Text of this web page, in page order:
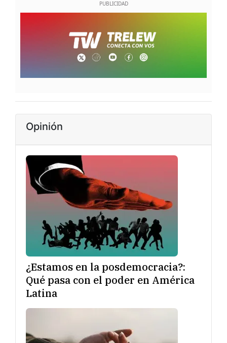
Opinión
¿Estamos en la posdemocracia?:
Qué pasa con el poder en América
Latina